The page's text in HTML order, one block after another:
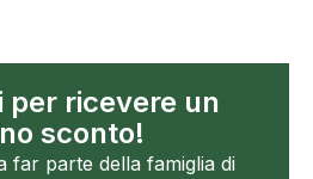
per ricevere un
sconto!
far parte della famiglia di